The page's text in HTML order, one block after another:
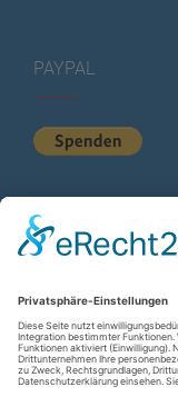
PAYPAL
KURZSTATISTIK
Total Views:
Besucher
Gesamt Beiträge: